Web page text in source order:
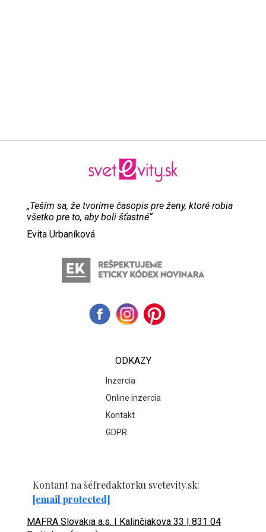
„Teším sa, že tvoríme časopis pre ženy, ktoré robia
všetko pre to, aby boli šťastné“
Evita Urbaníková
ODKAZY
Inzercia
Online inzercia
Kontakt
GDPR
Kontant na šéfredaktorku svetevity.sk:
[email protected]
MAFRA Slovakia a.s. | Kalinčiakova 33 | 831 04